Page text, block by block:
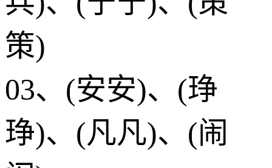
策)
03、(安安)、(琤
琤)、(凡凡)、(闹